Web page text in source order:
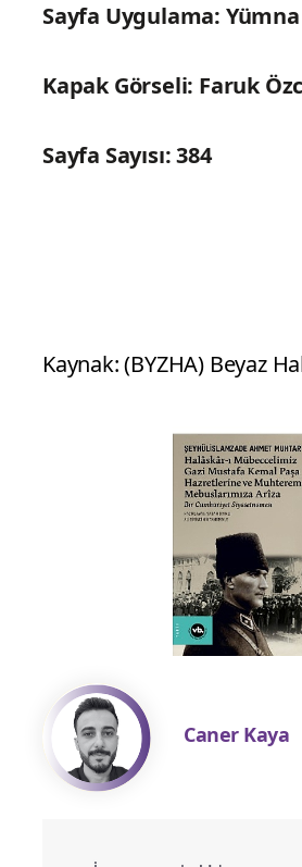
Sayfa Uygulama: Yümna
Kapak Görseli: Faruk
Sayfa Sayısı: 384
Kaynak: (BYZHA) Beyaz
Caner Kaya